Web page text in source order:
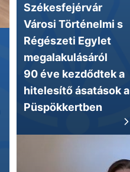
Székesfejérvár
Városi Történelmi s
Régészeti Egylet
megalakulásáról
90 éve kezdődtek a
hitelesítő ásatások a
Püspökkertben